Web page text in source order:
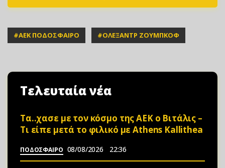
#ΑΕΚ ΠΟΔΟΣΦΑΙΡΟ #ΟΛΕΞΑΝΤΡ ΖΟΥΜΠΚΟΦ
Τελευταία νέα
Τα..χασε με τον κόσμο της ΑΕΚ ο Βιτάλις –
Τι είπε μετά το φιλικό με Athens Kallithea
ΠΟΔΟΣΦΑΙΡΟ 08/08/2026 22:36